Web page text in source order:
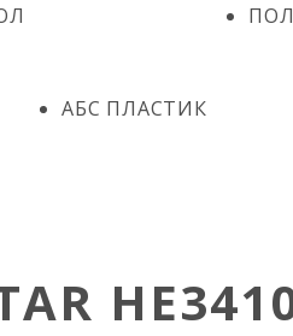
АБС ПЛАСТИК